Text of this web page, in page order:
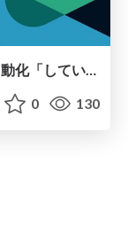
Gemini + Vertex AI を使って作業を自動化「していく」
0 130